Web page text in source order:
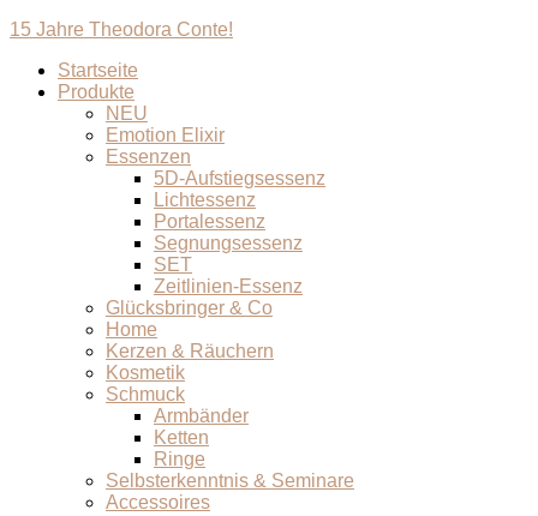
15 Jahre Theodora Conte!
Startseite
Produkte
NEU
Emotion Elixir
Essenzen
5D-Aufstiegsessenz
Lichtessenz
Portalessenz
Segnungsessenz
SET
Zeitlinien-Essenz
Glücksbringer & Co
Home
Kerzen & Räuchern
Kosmetik
Schmuck
Armbänder
Ketten
Ringe
Selbsterkenntnis & Seminare
Accessoires